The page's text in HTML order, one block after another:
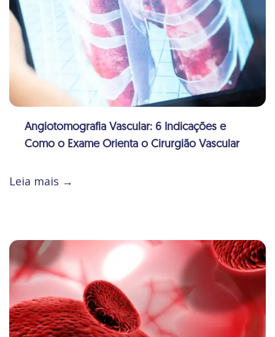
Angiotomografia Vascular: 6 Indicações e
Como o Exame Orienta o Cirurgião Vascular
Leia mais →